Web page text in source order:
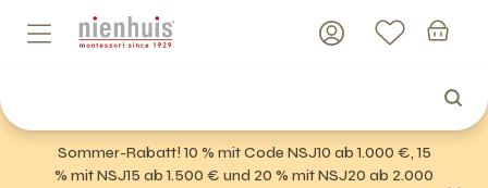
Sommer-Rabatt! 10 % mit Code NSJ10 ab 1.000 €, 15
% mit NSJ15 ab 1.500 € und 20 % mit NSJ20 ab 2.000